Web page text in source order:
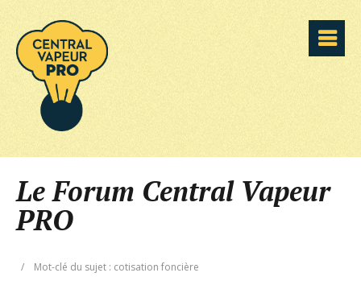
Le Forum Central Vapeur
PRO
/ Mot-clé du sujet : cotisation foncière